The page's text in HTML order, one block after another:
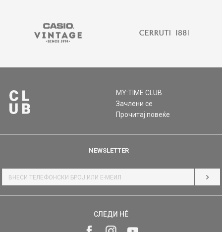
MY:TIME CLUB
Зачлени се
Прочитај повеќе
NEWSLETTER
СЛЕДИ НÉ